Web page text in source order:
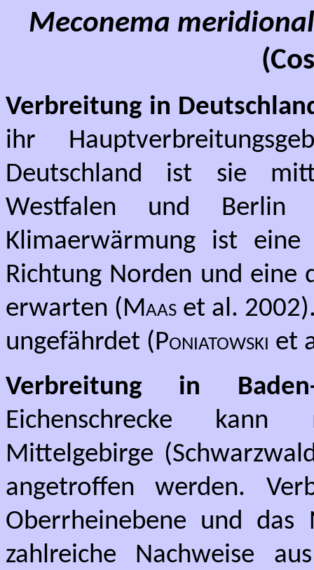
Meconema
Verbreitung in
ihr
Deutschland ist sie
Westfalen und Berlin
Klimaerwärmung ist
Richtung Norden und eine
erwarten (Maas et al.
ungefährdet (Poniatowski et
Verbreitung in Baden-
Eichenschrecke
Mittelgebirge
angetroffen werden.
Oberrheinebene und das
zahlreiche Nachweise